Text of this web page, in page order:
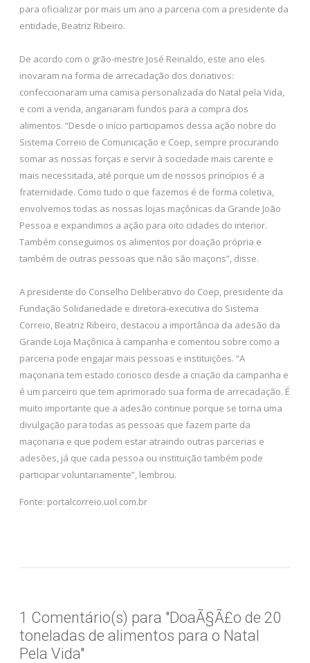
para oficializar por mais um ano a parceria com a presidente da
entidade, Beatriz Ribeiro.
De acordo com o grão-mestre José Reinaldo, este ano eles
inovaram na forma de arrecadação dos donativos:
confeccionaram uma camisa personalizada do Natal pela Vida,
e com a venda, angariaram fundos para a compra dos
alimentos. “Desde o início participamos dessa ação nobre do
Sistema Correio de Comunicação e Coep, sempre procurando
somar as nossas forças e servir à sociedade mais carente e
mais necessitada, até porque um de nossos princípios é a
fraternidade. Como tudo o que fazemos é de forma coletiva,
envolvemos todas as nossas lojas maçônicas da Grande João
Pessoa e expandimos a ação para oito cidades do interior.
Também conseguimos os alimentos por doação própria e
também de outras pessoas que não são maçons”, disse.
A presidente do Conselho Deliberativo do Coep, presidente da
Fundação Solidariedade e diretora-executiva do Sistema
Correio, Beatriz Ribeiro, destacou a importância da adesão da
Grande Loja Maçônica à campanha e comentou sobre como a
parceria pode engajar mais pessoas e instituições. “A
maçonaria tem estado conosco desde a criação da campanha e
é um parceiro que tem aprimorado sua forma de arrecadação. É
muito importante que a adesão continue porque se torna uma
divulgação para todas as pessoas que fazem parte da
maçonaria e que podem estar atraindo outras parcerias e
adesões, já que cada pessoa ou instituição também pode
participar voluntariamente”, lembrou.
Fonte: portalcorreio.uol.com.br
1 Comentário(s) para "DoaÃ§Ã£o de 20
toneladas de alimentos para o Natal
Pela Vida"